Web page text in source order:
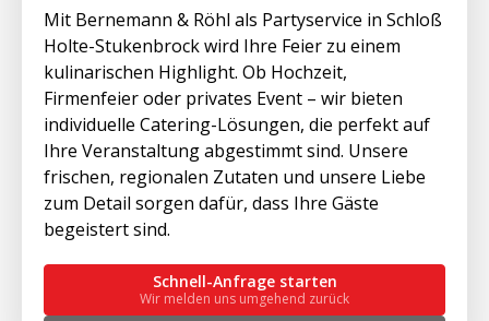
Mit Bernemann & Röhl als Partyservice in Schloß
Holte-Stukenbrock wird Ihre Feier zu einem
kulinarischen Highlight. Ob Hochzeit,
Firmenfeier oder privates Event – wir bieten
individuelle Catering-Lösungen, die perfekt auf
Ihre Veranstaltung abgestimmt sind. Unsere
frischen, regionalen Zutaten und unsere Liebe
zum Detail sorgen dafür, dass Ihre Gäste
begeistert sind.
Schnell-Anfrage starten
Wir melden uns umgehend zurück